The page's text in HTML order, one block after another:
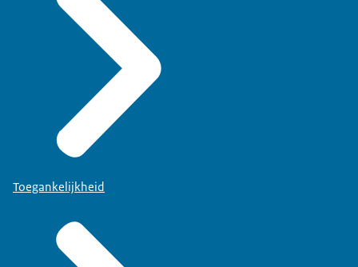
Toegankelijkheid